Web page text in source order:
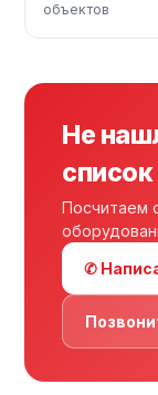
объектов
Не
список
Посчитаем
✆